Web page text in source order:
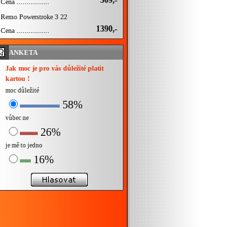
Cena ................
Remo Powerstroke 3 22
Cena ................
1390,-
ANKETA
Jak moc je pro vás důležité platit
kartou !
moc důležité
58%
vůbec ne
26%
je mě to jedno
16%